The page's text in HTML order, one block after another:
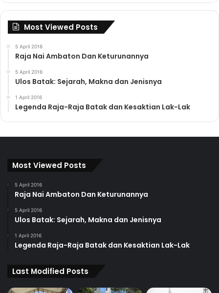
Most Viewed Posts
5 April 2016
Raja Nai Ambaton Dan Keturunannya
5 April 2016
Ulos Batak: Sejarah, Makna dan Jenisnya
1 April 2016
Legenda Raja-Raja Batak dan Kesaktian Lak-Lak
Most Viewed Posts
5 April 2016
Raja Nai Ambaton Dan Keturunannya
5 April 2016
Ulos Batak: Sejarah, Makna dan Jenisnya
1 April 2016
Legenda Raja-Raja Batak dan Kesaktian Lak-Lak
Last Modified Posts